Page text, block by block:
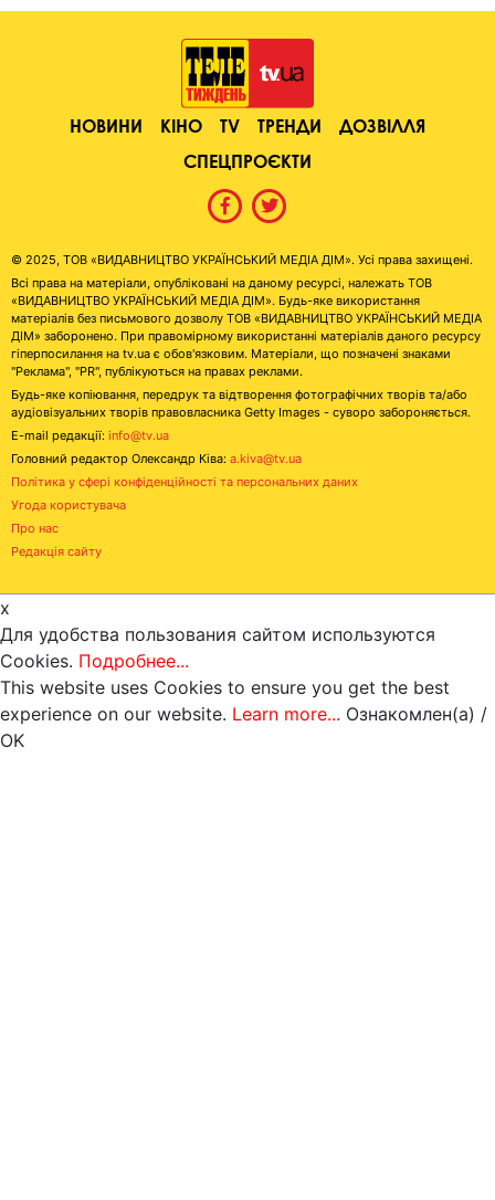
НОВИНИ КІНО TV ТРЕНДИ
ДОЗВІЛЛЯ
СПЕЦПРОЄКТИ
© 2025, ТОВ «ВИДАВНИЦТВО УКРАЇНСЬКИЙ МЕДІА ДІМ». Усі права захищені.
Всі права на матеріали, опубліковані на даному ресурсі, належать ТОВ
«ВИДАВНИЦТВО УКРАЇНСЬКИЙ МЕДІА ДІМ». Будь-яке використання
матеріалів без письмового дозволу ТОВ «ВИДАВНИЦТВО УКРАЇНСЬКИЙ МЕДІА
ДІМ» заборонено. При правомірному використанні матеріалів даного ресурсу
гіперпосилання на tv.ua є обов'язковим. Матеріали, що позначені знаками
"Реклама", "PR", публікуються на правах реклами.
Будь-яке копіювання, передрук та відтворення фотографічних творів та/або
аудіовізуальних творів правовласника Getty Images - суворо забороняється.
E-mail редакції: info@tv.ua
Головний редактор Олександр Ківа: a.kiva@tv.ua
Політика у сфері конфіденційності та персональних даних
Угода користувача
Про нас
Редакція сайту
x
Для удобства пользования сайтом используются
Cookies. Подробнее...
This website uses Cookies to ensure you get the best
experience on our website. Learn more... Ознакомлен(а) /
OK